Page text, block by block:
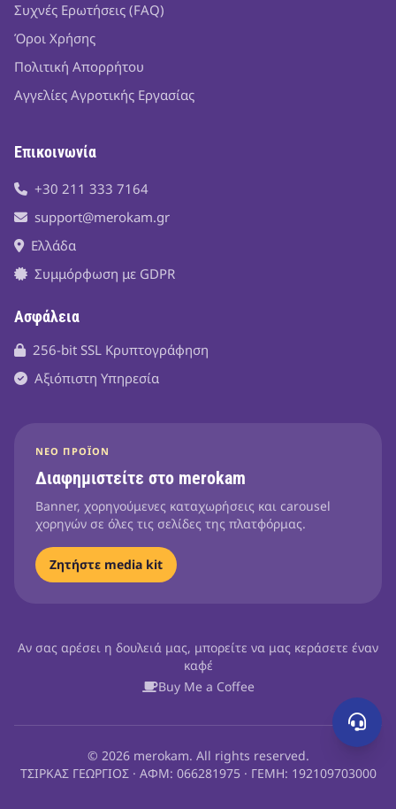
Συχνές Ερωτήσεις (FAQ)
Όροι Χρήσης
Πολιτική Απορρήτου
Αγγελίες Αγροτικής Εργασίας
Επικοινωνία
+30 211 333 7164
support@merokam.gr
Ελλάδα
Συμμόρφωση με GDPR
Ασφάλεια
256-bit SSL Κρυπτογράφηση
Αξιόπιστη Υπηρεσία
ΝΈΟ ΠΡΟΪΌΝ
Διαφημιστείτε στο merokam
Banner, χορηγούμενες καταχωρήσεις και carousel
χορηγών σε όλες τις σελίδες της πλατφόρμας.
Ζητήστε media kit
Αν σας αρέσει η δουλειά μας, μπορείτε να μας κεράσετε έναν
καφέ
Buy Me a Coffee
© 2026 merokam. All rights reserved.
ΤΣΙΡΚΑΣ ΓΕΩΡΓΙΟΣ · ΑΦΜ: 066281975 · ΓΕΜΗ: 192109703000